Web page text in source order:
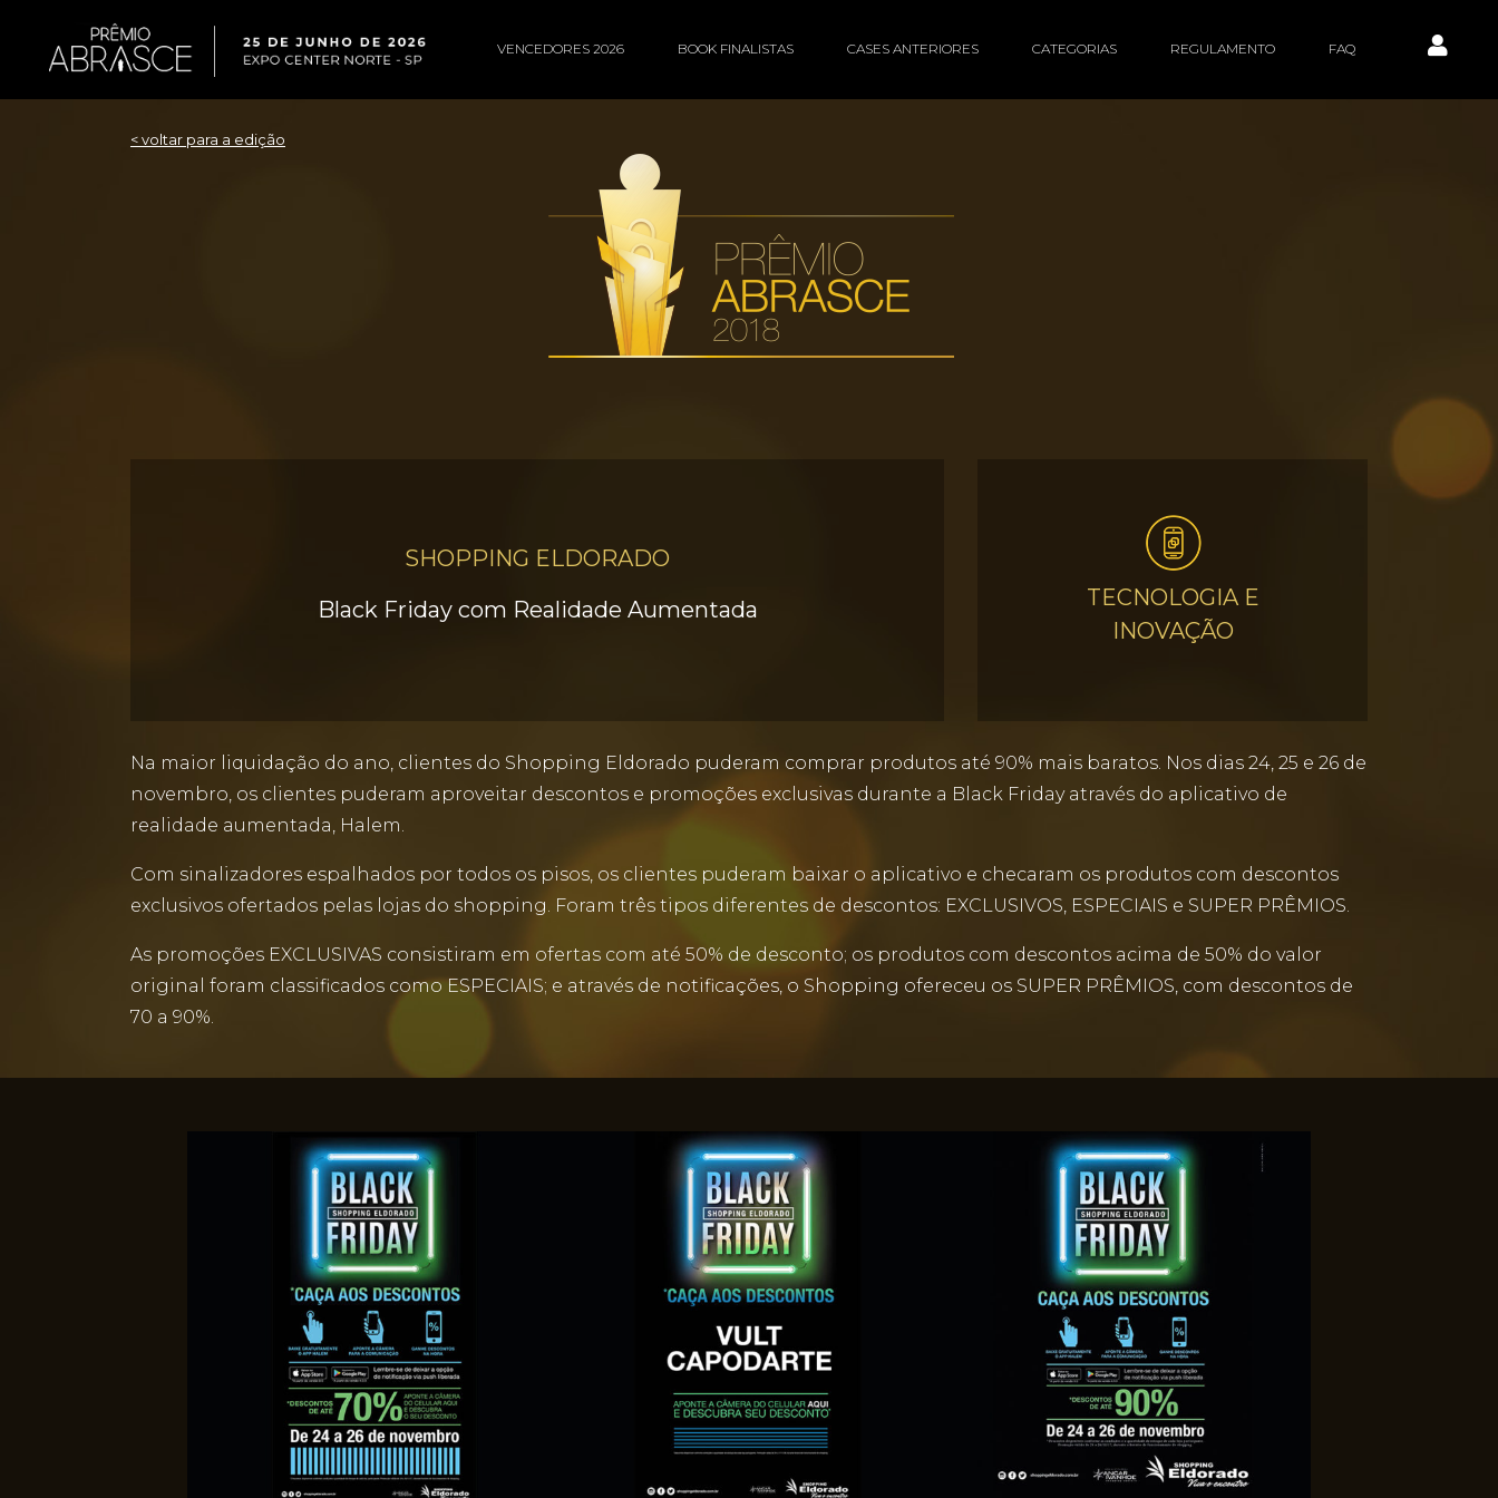
VENCEDORES 2026 BOOK FINALISTAS CASES ANTERIORES CATEGORIAS REGULAMENTO FAQ
< voltar para a edição
SHOPPING ELDORADO
Black Friday com Realidade Aumentada
TECNOLOGIA E
INOVAÇÃO
Na maior liquidação do ano, clientes do Shopping Eldorado puderam comprar produtos até 90% mais baratos. Nos dias 24, 25 e 26 de
novembro, os clientes puderam aproveitar descontos e promoções exclusivas durante a Black Friday através do aplicativo de
realidade aumentada, Halem.
Com sinalizadores espalhados por todos os pisos, os clientes puderam baixar o aplicativo e checaram os produtos com descontos
exclusivos ofertados pelas lojas do shopping. Foram três tipos diferentes de descontos: EXCLUSIVOS, ESPECIAIS e SUPER PRÊMIOS.
As promoções EXCLUSIVAS consistiram em ofertas com até 50% de desconto; os produtos com descontos acima de 50% do valor
original foram classificados como ESPECIAIS; e através de notificações, o Shopping ofereceu os SUPER PRÊMIOS, com descontos de
70 a 90%.